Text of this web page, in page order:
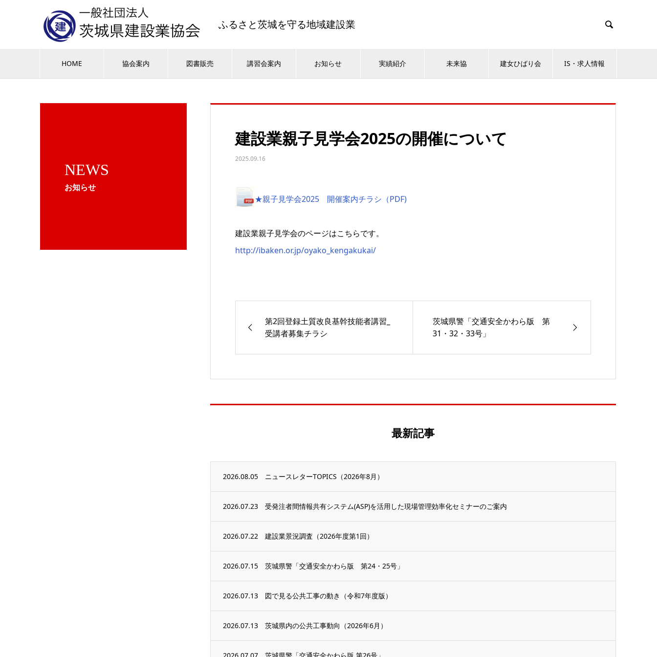
ふるさと茨城を守る地域建設業 
HOME 協会案内 図書販売 講習会案内 お知らせ 実績紹介 未来協 建女ひばり会 IS・求人情報
NEWS
お知らせ
建設業親子見学会2025の開催について
2025.09.16
★親子見学会2025 開催案内チラシ（PDF)
建設業親子見学会のページはこちらです。
http://ibaken.or.jp/oyako_kengakukai/
第2回登録土質改良基幹技能者講習_
受講者募集チラシ
茨城県警「交通安全かわら版 第
31・32・33号」
最新記事
2026.08.05 ニュースレターTOPICS（2026年8月）
2026.07.23 受発注者間情報共有システム(ASP)を活用した現場管理効率化セミナーのご案内
2026.07.22 建設業景況調査（2026年度第1回）
2026.07.15 茨城県警「交通安全かわら版 第24・25号」
2026.07.13 図で見る公共工事の動き（令和7年度版）
2026.07.13 茨城県内の公共工事動向（2026年6月）